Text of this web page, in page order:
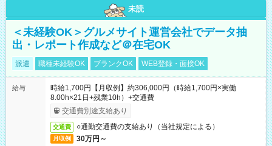
未読
＜未経験OK＞グルメサイト運営会社でデータ抽
出・レポート作成など＠在宅OK
派遣 職種未経験OK ブランクOK WEB登録・面接OK
給与
時給1,700円【月収例】約306,000円（時給1,700円×実働
8.00h×21日+残業10h）+交通費
交通費別途支給あり
交通費 ○通勤交通費の支給あり（当社規定による）
月収例 30万円～